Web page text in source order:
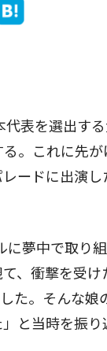
表を選出す
。これに先
ードに出演
夢中で取り
、衝撃を受
た。そんな娘
と当時を振り